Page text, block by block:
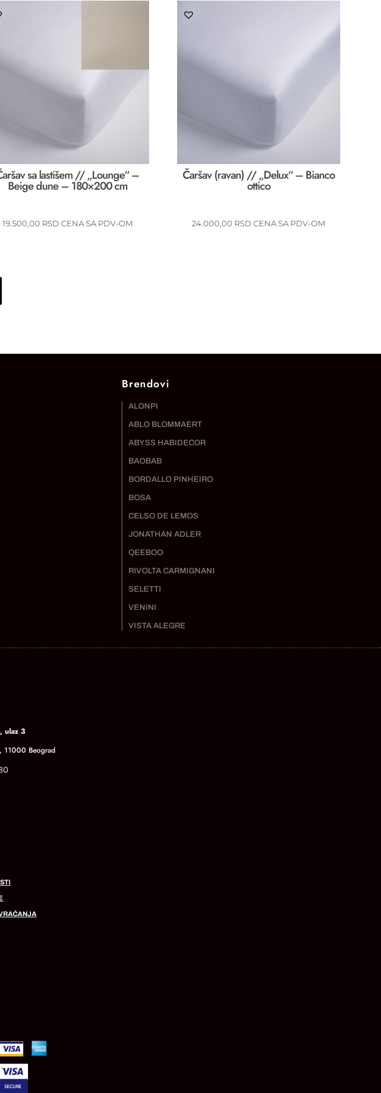
sa lastišem // „Lounge“ –
Beige dune – 180×200 cm
19.500,00 RSD CENA SA PDV-OM
Čaršav (ravan) // „Delux“ – Bianco
ottico
24.000,00 RSD CENA SA PDV-OM
Brendovi
ALONPI
ABLO BLOMMAERT
ABYSS HABIDECOR
BAOBAB
BORDALLO PINHEIRO
BOSA
CELSO DE LEMOS
JONATHAN ADLER
QEEBOO
RIVOLTA CARMIGNANI
SELETTI
VENINI
VISTA ALEGRE
ulaz 3
11000 Beograd